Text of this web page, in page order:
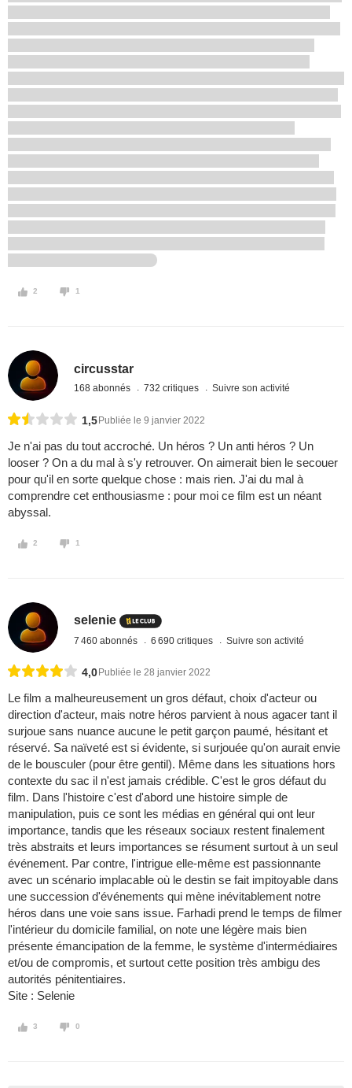
2 1
circusstar
168 abonnés 732 critiques Suivre son activité
1,5 Publiée le 9 janvier 2022
Je n'ai pas du tout accroché. Un héros ? Un anti héros ? Un
looser ? On a du mal à s'y retrouver. On aimerait bien le secouer
pour qu'il en sorte quelque chose : mais rien. J'ai du mal à
comprendre cet enthousiasme : pour moi ce film est un néant
abyssal.
2 1
selenie
7 460 abonnés 6 690 critiques Suivre son activité
4,0 Publiée le 28 janvier 2022
Le film a malheureusement un gros défaut, choix d'acteur ou
direction d'acteur, mais notre héros parvient à nous agacer tant il
surjoue sans nuance aucune le petit garçon paumé, hésitant et
réservé. Sa naïveté est si évidente, si surjouée qu'on aurait envie
de le bousculer (pour être gentil). Même dans les situations hors
contexte du sac il n'est jamais crédible. C'est le gros défaut du
film. Dans l'histoire c'est d'abord une histoire simple de
manipulation, puis ce sont les médias en général qui ont leur
importance, tandis que les réseaux sociaux restent finalement
très abstraits et leurs importances se résument surtout à un seul
événement. Par contre, l'intrigue elle-même est passionnante
avec un scénario implacable où le destin se fait impitoyable dans
une succession d'événements qui mène inévitablement notre
héros dans une voie sans issue. Farhadi prend le temps de filmer
l'intérieur du domicile familial, on note une légère mais bien
présente émancipation de la femme, le système d'intermédiaires
et/ou de compromis, et surtout cette position très ambigu des
autorités pénitentiaires.
Site : Selenie
3 0